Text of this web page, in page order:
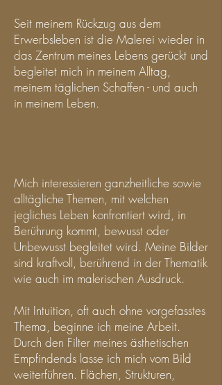
Seit meinem Rückzug aus dem
Erwerbsleben ist die Malerei wieder in
das Zentrum meines Lebens gerückt und
begleitet mich in meinem Alltag,
meinem täglichen Schaffen - und auch
in meinem Leben.
Mich interessieren ganzheitliche sowie
alltägliche Themen, mit welchen
jegliches Leben konfrontiert wird, in
Berührung kommt, bewusst oder
Unbewusst begleitet wird. Meine Bilder
sind kraftvoll, berührend in der Thematik
wie auch im malerischen Ausdruck.
Mit Intuition, oft auch ohne vorgefasstes
Thema, beginne ich meine Arbeit.
Durch den Filter meines ästhetischen
Empfindends lasse ich mich vom Bild
weiterführen. Flächen, Strukturen,